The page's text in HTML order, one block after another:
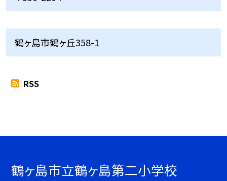
鶴ヶ島市鶴ヶ丘358-1
RSS
鶴ヶ島市立鶴ヶ島第二小学校